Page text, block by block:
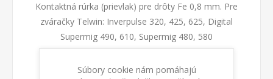
Kontaktná rúrka (prievlak) pre drôty Fe 0,8 mm. Pre
zváračky Telwin: Inverpulse 320, 425, 625, Digital
Supermig 490, 610, Supermig 480, 580
Kod: 722581
Súbory cookie nám pomáhajú